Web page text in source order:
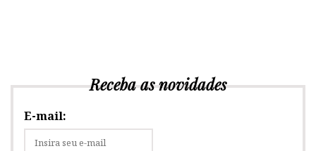
Receba as novidades
E-mail: